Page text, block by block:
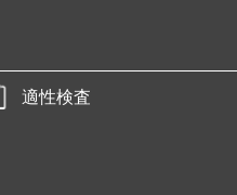
適性検査